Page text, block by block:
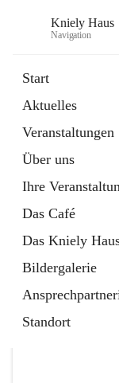
Kniely Haus
Navigation
Start
Aktuelles
Veranstaltungen
Über uns
Ihre
Das Café
Das Kniely
Bildergalerie
Standort
Externe Webseite
in
Tab
Ö-Ticket
Externe Webseite
öffnet
in
neuem
Tab
Arnfelser